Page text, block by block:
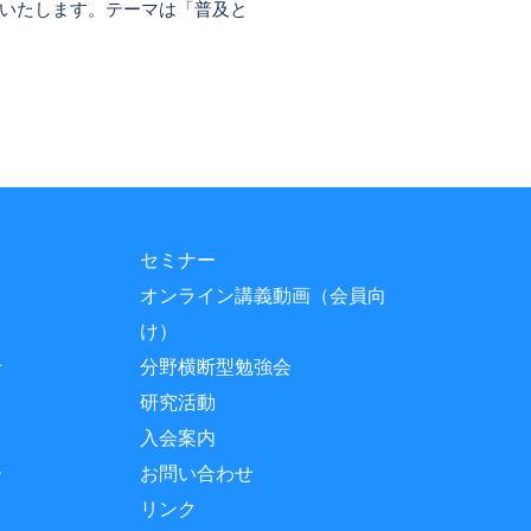
たします。テーマは「普及と
セミナー
オンライン講義動画（会員向
け）
分野横断型勉強会
研究活動
入会案内
お問い合わせ
リンク